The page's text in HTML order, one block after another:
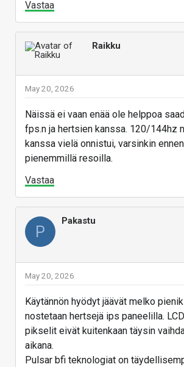
Vastaa
Raikku
May 20, 2026
Näissä ei vaan enää ole helppoa
fps.n ja hertsien kanssa. 120/144hz
kanssa vielä onnistui, varsinkin
pienemmillä resoilla.
Vastaa
P
Pakastu
May 20, 2026
Käytännön hyödyt jäävät melko
nostetaan hertsejä ips paneelilla.
pikselit eivät kuitenkaan täysin
aikana.
Pulsar bfi teknologiat on